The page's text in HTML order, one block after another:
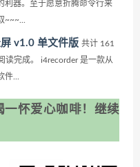
利器。至于愿意折腾命令行来
v1.0 单文件版 共计 161
读完成。 i4recorder 是一款从
...
一怀爱心咖啡！继续